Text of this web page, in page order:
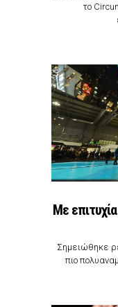
το
Με
Σημειώθηκε
πιο